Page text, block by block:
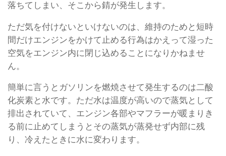
落ちてしまい、そこから錆が発生します。
ただ気を付けないといけないのは、維持のためと短時
間だけエンジンをかけて止める行為はかえって湿った
空気をエンジン内に閉じ込めることになりかねませ
ん。
簡単に言うとガソリンを燃焼させて発生するのは二酸
化炭素と水です。ただ水は温度が高いので蒸気として
排出されていて、エンジン各部やマフラーが暖まりき
る前に止めてしまうとその蒸気が蒸発せず内部に残
り、冷えたときに水に変わります。